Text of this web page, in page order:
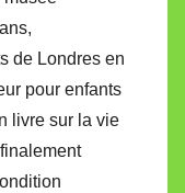
de Londres en
pour enfants
livre sur la vie